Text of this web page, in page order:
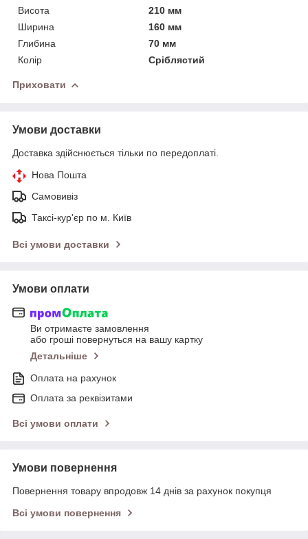
Висота
210 мм
Ширина
160 мм
Глибина
70 мм
Колір
Сріблястий
Приховати
Умови доставки
Доставка здійснюється тільки по передоплаті.
Нова Пошта
Самовивіз
Таксі-кур'єр по м. Київ
Всі умови доставки
Умови оплати
Ви отримаєте замовлення
або гроші повернуться на вашу картку
Детальніше
Оплата на рахунок
Оплата за реквізитами
Всі умови оплати
Умови повернення
Повернення товару впродовж 14 днів за рахунок покупця
Всі умови повернення